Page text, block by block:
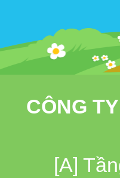
CÔNG
[A]